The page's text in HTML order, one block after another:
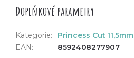
Doplňkové parametry
Kategorie:
Princess Cut 11,5mm
EAN: 8592408277907